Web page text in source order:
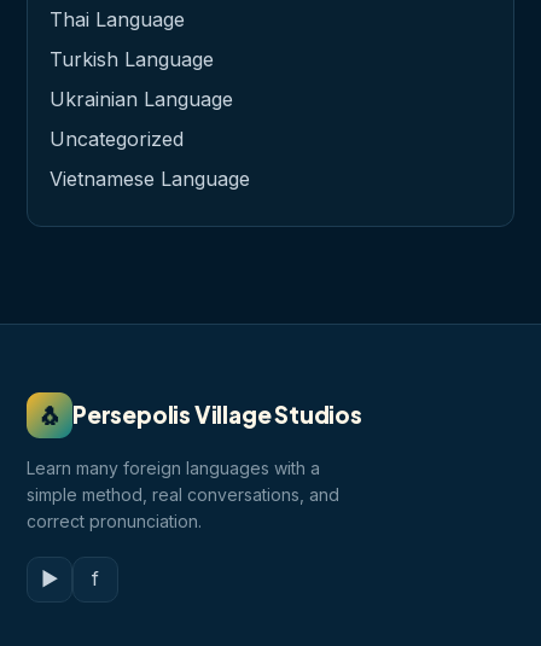
Thai Language
Turkish Language
Ukrainian Language
Uncategorized
Vietnamese Language
🐧 Persepolis Village Studios
Learn many foreign languages with a
simple method, real conversations, and
correct pronunciation.
▶ f